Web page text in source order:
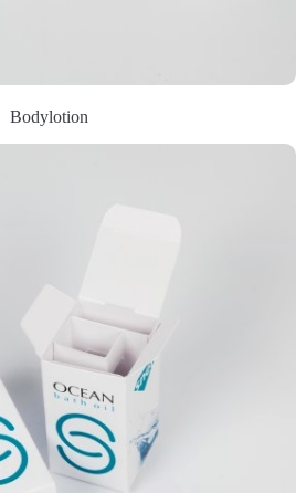
Bodylotion